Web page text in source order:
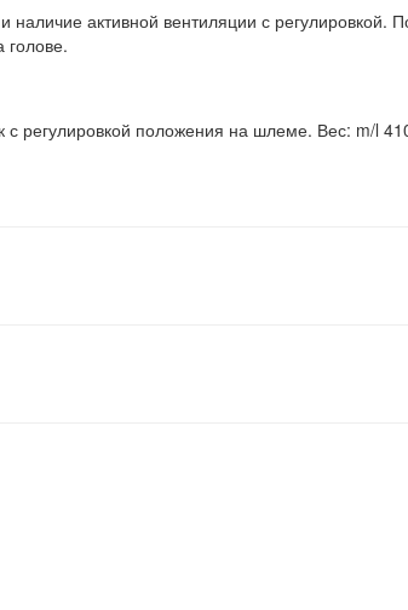
активной вентиляции с регулировкой.
голове.
регулировкой положения на шлеме. Вес: m/l